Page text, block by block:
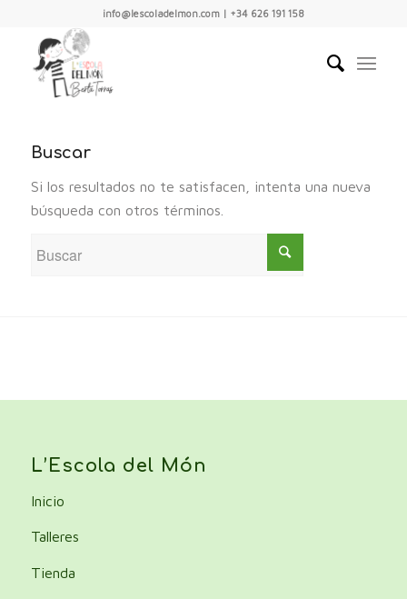
info@lescoladelmon.com | +34 626 191 158
Buscar
Si los resultados no te satisfacen, intenta una nueva
búsqueda con otros términos.
L’Escola del Món
Inicio
Talleres
Tienda